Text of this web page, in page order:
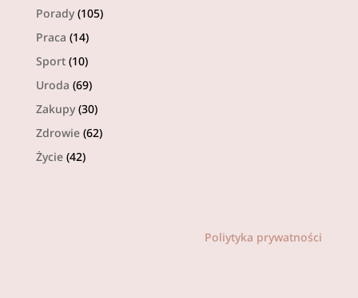
Porady(105)
Praca (14)
Sport(10)
Uroda (69)
Zakupy(30)
Zdrowie(62)
Życie(42)
Poliytyka prywatności